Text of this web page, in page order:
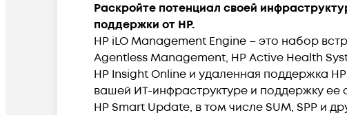
Раскройте потенциал своей
поддержки от HP.
HP iLO Management Engine – это набор
Agentless Management, HP Active Health
HP Insight Online и удаленная поддержка
вашей ИТ-инфраструктуре и поддержку
HP Smart Update, в том числе SUM, SPP и